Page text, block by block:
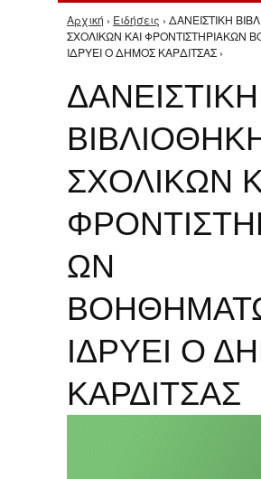
Είστε εδώ
Αρχική › Ειδήσεις › ΔΑΝΕΙΣΤΙΚΗ
ΣΧΟΛΙΚΩΝ ΚΑΙ ΦΡΟΝΤΙΣΤΗΡΙΑΚΩΝ
ΙΔΡΥΕΙ Ο ΔΗΜΟΣ ΚΑΡΔΙΤΣΑΣ ›
ΔΑΝΕΙΣΤΙΚΗ
ΣΧΟΛΙΚΩΝ
ΩΝ
ΙΔΡΥΕΙ Ο
ΚΑΡΔΙΤΣΑΣ